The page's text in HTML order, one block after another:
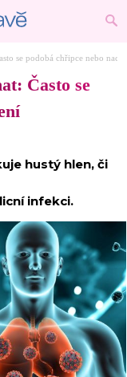
se podobá chřipce nebo
Často se
hustý hlen, či
infekci.